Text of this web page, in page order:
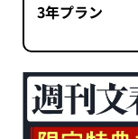
3年プラン